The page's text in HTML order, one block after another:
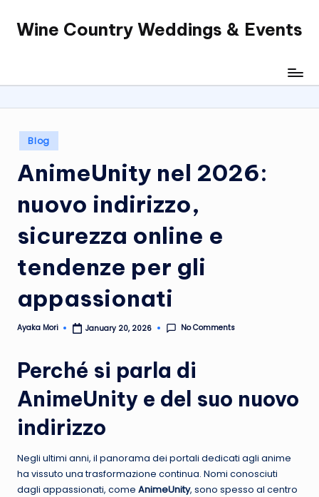
SkipWine Country Weddings & Events
Posted
in
Blog
AnimeUnity nel 2026:
nuovo indirizzo,
sicurezza online e
tendenze per gli
appassionati
Posted
Ayaka Mori January 20, 2026 No Comments
Perché si parla di
AnimeUnity e del suo nuovo
indirizzo
Negli ultimi anni, il panorama dei portali dedicati agli anime
ha vissuto una trasformazione continua. Nomi conosciuti
dagli appassionati, come AnimeUnity, sono spesso al centro